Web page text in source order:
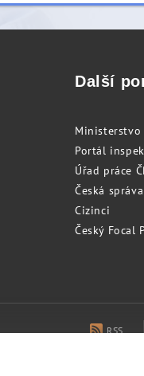
Další
Ministerstvo
Portál
Úřad práce
Česká
Cizinci
Český Focal
RSS